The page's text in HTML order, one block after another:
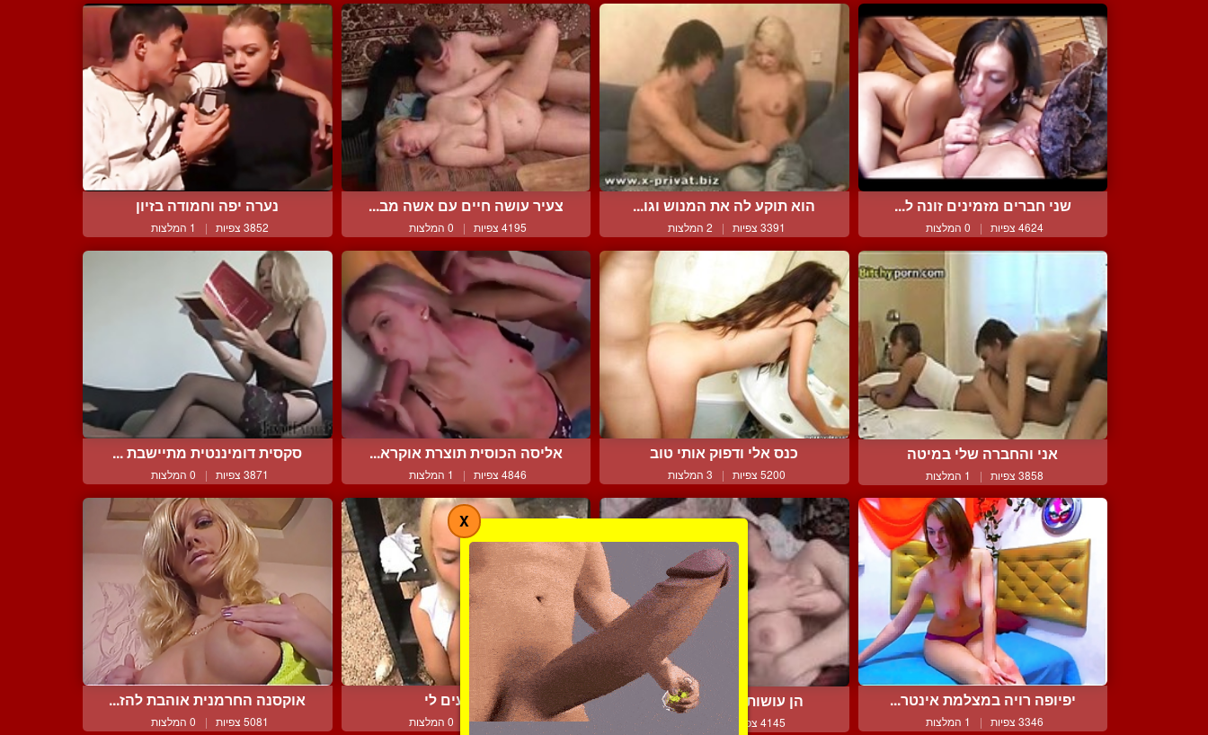
שני חברים מזמינים זונה ל...
4624 צפיות | 0 המלצות
הוא תוקע לה את המנוש וגו...
3391 צפיות | 2 המלצות
צעיר עושה חיים עם אשה מב...
4195 צפיות | 0 המלצות
נערה יפה וחמודה בזיון
3852 צפיות | 1 המלצות
אני והחברה שלי במיטה
3858 צפיות | 1 המלצות
כנס אלי ודפוק אותי טוב
5200 צפיות | 3 המלצות
אליסה הכוסית תוצרת אוקרא...
4846 צפיות | 1 המלצות
סקסית דומיננטית מתיישבת ...
3871 צפיות | 0 המלצות
יפיופה רויה במצלמת אינטר...
3346 צפיות | 1 המלצות
הן עושות הכל בלי גבולות
4145 צפיות | 0 המלצות
יאמי טעים לי
3593 צפיות | 0 המלצות
אוקסנה החרמנית אוהבת להז...
5081 צפיות | 0 המלצות
X